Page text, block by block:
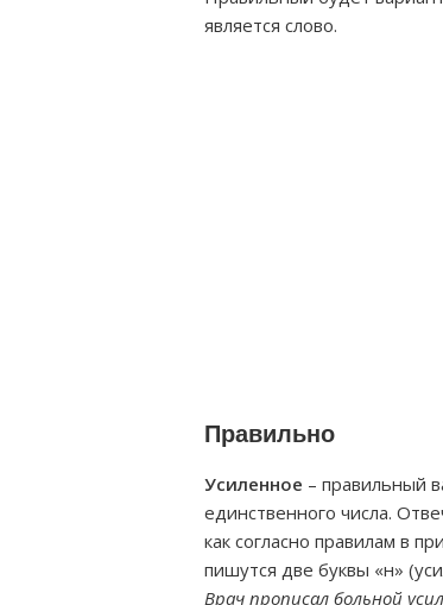
является слово.
Правильно
Усиленное – правильный
единственного числа.
как согласно правилам в
пишутся две буквы «н»
Врач прописал больной